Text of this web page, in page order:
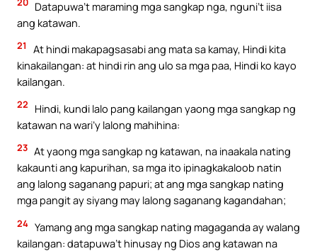
Datapuwa’t maraming mga sangkap nga, nguni’t iisa
ang katawan.
21
At hindi makapagsasabi ang mata sa kamay, Hindi kita
kinakailangan: at hindi rin ang ulo sa mga paa, Hindi ko kayo
kailangan.
22
Hindi, kundi lalo pang kailangan yaong mga sangkap ng
katawan na wari’y lalong mahihina:
23 At yaong mga sangkap ng katawan, na inaakala nating
kakaunti ang kapurihan, sa mga ito ipinagkakaloob natin
ang lalong saganang papuri; at ang mga sangkap nating
mga pangit ay siyang may lalong saganang kagandahan;
24 Yamang ang mga sangkap nating magaganda ay walang
kailangan: datapuwa’t hinusay ng Dios ang katawan na